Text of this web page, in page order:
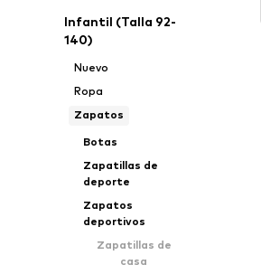
Infantil (Talla 92-
140)
Nuevo
Ropa
Zapatos
Botas
Zapatillas de
deporte
Zapatos
deportivos
Zapatillas de
casa